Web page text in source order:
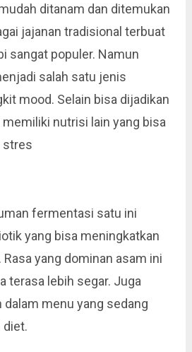
ditanam dan ditemukan
jajanan tradisional terbuat
sangat populer. Namun
salah satu jenis
mood. Selain bisa dijadikan
nutrisi lain yang bisa
stres
fermentasi satu ini
yang bisa meningkatkan
yang dominan asam ini
terasa lebih segar. Juga
menu yang sedang
diet.